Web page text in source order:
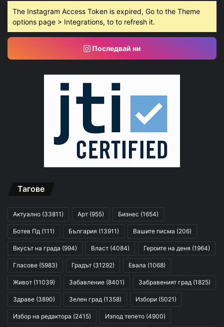
The Instagram Access Token is expired, Go to the Theme
options page > Integrations, to to refresh it.
Последвай ни
Тагове
Актуално (33811) Арт (955) Бизнес (1654)
Ботев Пд (111) България (13911) Вашите писма (206)
Вкусът на града (994) Власт (4084) Героите на деня (1964)
Гласове (5983) Градът (31292) Евала (1068)
Живот (11039) Забавление (8401) Забравеният град (1825)
Здраве (3890) Зелен град (1358) Избори (5021)
Избор на редактора (2415) Изпод тепето (4900)